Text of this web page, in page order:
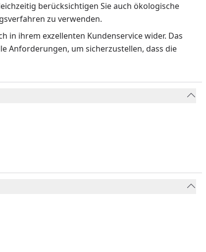
berücksichtigen Sie auch ökologische
zu verwenden.
in ihrem exzellenten Kundenservice wider. Das
Anforderungen, um sicherzustellen, dass die